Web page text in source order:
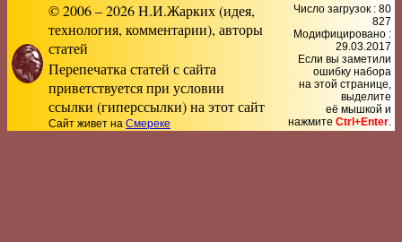
© 2006 – 2026 Н.И.Жарких (идея,
технология, комментарии), авторы
статей
Перепечатка статей с сайта
приветствуется при условии
ссылки (гиперссылки) на этот сайт
Сайт живет на Смереке
Число загрузок : 80
827
Модифицировано :
29.03.2017
Если вы заметили
ошибку набора
на этой странице,
выделите
её мышкой и
нажмите Ctrl+Enter.